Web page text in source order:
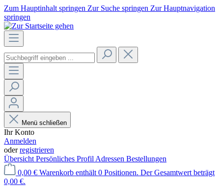
Zum Hauptinhalt springen Zur Suche springen Zur Hauptnavigation
springen
Menü schließen
Ihr Konto
Anmelden
oderregistrieren
Übersicht Persönliches Profil Adressen Bestellungen
0,00 € Warenkorb enthält 0 Positionen. Der Gesamtwert beträgt
0,00 €.